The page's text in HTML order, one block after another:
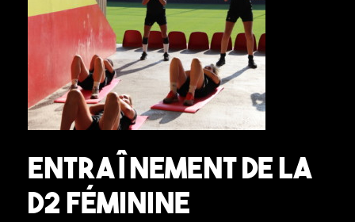
Entraînement de la
D2 Féminine